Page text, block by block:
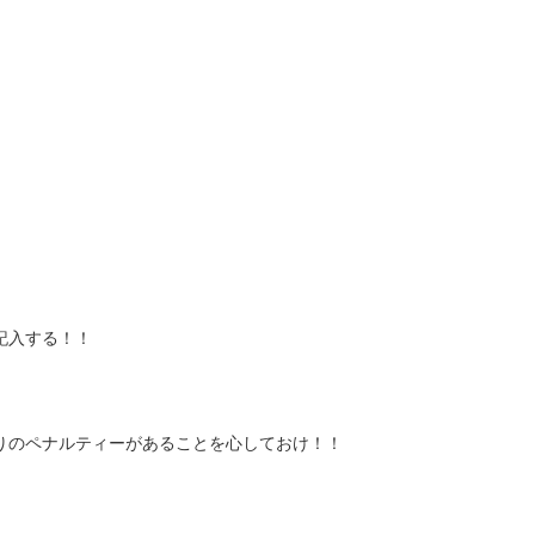
する！！
ペナルティーがあることを心しておけ！！